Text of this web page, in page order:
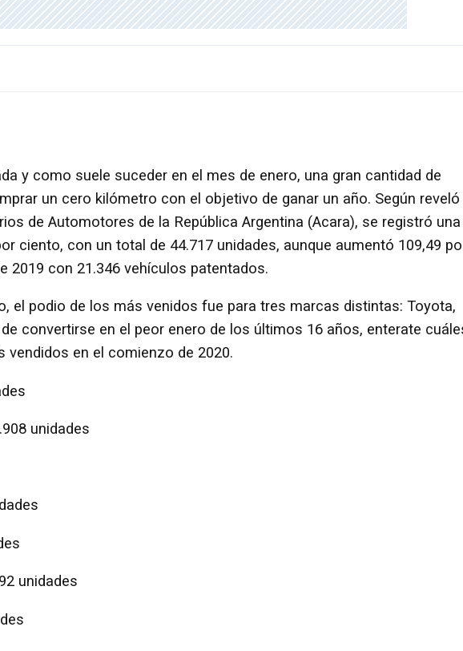
y como suele suceder en el mes de enero, una gran cantidad de
un cero kilómetro con el objetivo de ganar un año. Según reveló
de Automotores de la República Argentina (Acara), se registró una
ciento, con un total de 44.717 unidades, aunque aumentó 109,49
2019 con 21.346 vehículos patentados.
el podio de los más venidos fue para tres marcas distintas: Toyota,
convertirse en el peor enero de los últimos 16 años, enterate
en el comienzo de 2020.
unidades
unidades